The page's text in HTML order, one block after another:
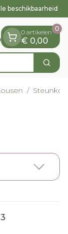
beschikbaarheid
Zoek
0 artikelen
€ 0,00
0
/